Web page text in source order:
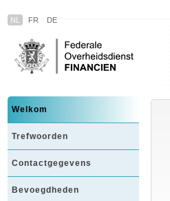
NL FR DE
Welkom
Trefwoorden
Contactgegevens
Bevoegdheden